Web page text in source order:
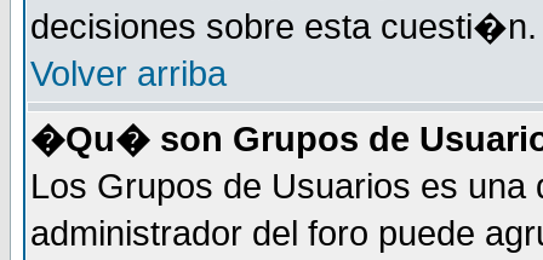
decisiones sobre esta cuesti�n.
Volver arriba
�Qu� son Grupos de
Los Grupos de Usuarios es una
administrador del foro puede